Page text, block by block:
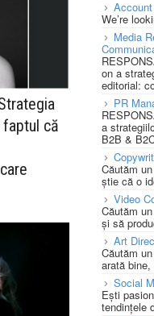
faptul că
We’re
Media
on a
editorial:
PR
a
B2B &
Căutăm
știe că o
Video
Căutăm
și să
Art
Căutăm
arată bine,
Social
Ești
tendințele